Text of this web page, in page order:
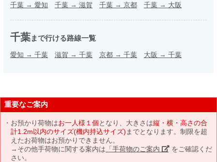
千葉 → 愛知 千葉 → 滋賀 千葉 → 京都 千葉 → 大阪
千葉まで行ける路線一覧
愛知 → 千葉 滋賀 → 千葉 京都 → 千葉 大阪 → 千葉
重要なご案内
お預かり荷物はお一人様１個となり、大きさは縦・横・高さの合
計1.2m以内のサイズ(機内持込サイズ) までとなります。制限を超
えたお荷物はお預かりできません。
→その他手荷物に関する案内は 「手荷物のご案内」 をご確認くだ
さい。